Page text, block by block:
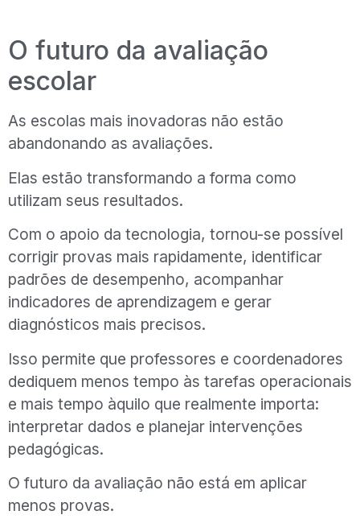
O futuro da avaliação
escolar
As escolas mais inovadoras não estão
abandonando as avaliações.
Elas estão transformando a forma como
utilizam seus resultados.
Com o apoio da tecnologia, tornou-se possível
corrigir provas mais rapidamente, identificar
padrões de desempenho, acompanhar
indicadores de aprendizagem e gerar
diagnósticos mais precisos.
Isso permite que professores e coordenadores
dediquem menos tempo às tarefas operacionais
e mais tempo àquilo que realmente importa:
interpretar dados e planejar intervenções
pedagógicas.
O futuro da avaliação não está em aplicar
menos provas.